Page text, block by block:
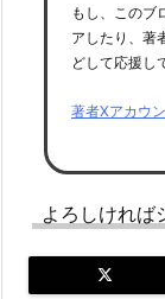
もし、このブ
アしたり、著
どして応援し
著者Xアカウ
よろしければ